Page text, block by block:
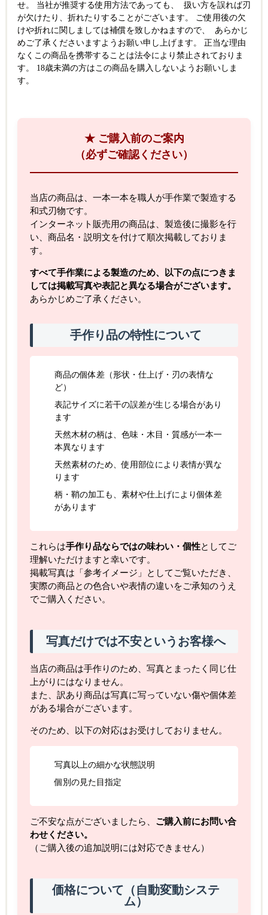
せ。 当社が推奨する使用方法であっても、 扱い方を誤れば刃
が欠けたり、折れたりすることがございます。 ご使用後の欠
けや折れに関しましては補償を致しかねますので、 あらかじ
めご了承くださいますようお願い申し上げます。 正当な理由
なくこの商品を携帯することは法令により禁止されておりま
す。 18歳未満の方はこの商品を購入しないようお願いしま
す。
★ ご購入前のご案内
（必ずご確認ください）
当店の商品は、一本一本を職人が手作業で製造する
和式刃物です。
インターネット販売用の商品は、製造後に撮影を行
い、商品名・説明文を付けて順次掲載しておりま
す。
すべて手作業による製造のため、以下の点につきま
しては掲載写真や表記と異なる場合がございます。
あらかじめご了承ください。
手作り品の特性について
商品の個体差（形状・仕上げ・刃の表情な
ど）
表記サイズに若干の誤差が生じる場合があり
ます
天然木材の柄は、色味・木目・質感が一本一
本異なります
天然素材のため、使用部位により表情が異な
ります
柄・鞘の加工も、素材や仕上げにより個体差
があります
これらは手作り品ならではの味わい・個性としてご
理解いただけますと幸いです。
掲載写真は「参考イメージ」としてご覧いただき、
実際の商品との色合いや表情の違いをご承知のうえ
でご購入ください。
写真だけでは不安というお客様へ
当店の商品は手作りのため、写真とまったく同じ仕
上がりにはなりません。
また、訳あり商品は写真に写っていない傷や個体差
がある場合がございます。
そのため、以下の対応はお受けしておりません。
写真以上の細かな状態説明
個別の見た目指定
ご不安な点がございましたら、 ご購入前にお問い合
わせください。
（ご購入後の追加説明には対応できません）
価格について（自動変動システ
ム）